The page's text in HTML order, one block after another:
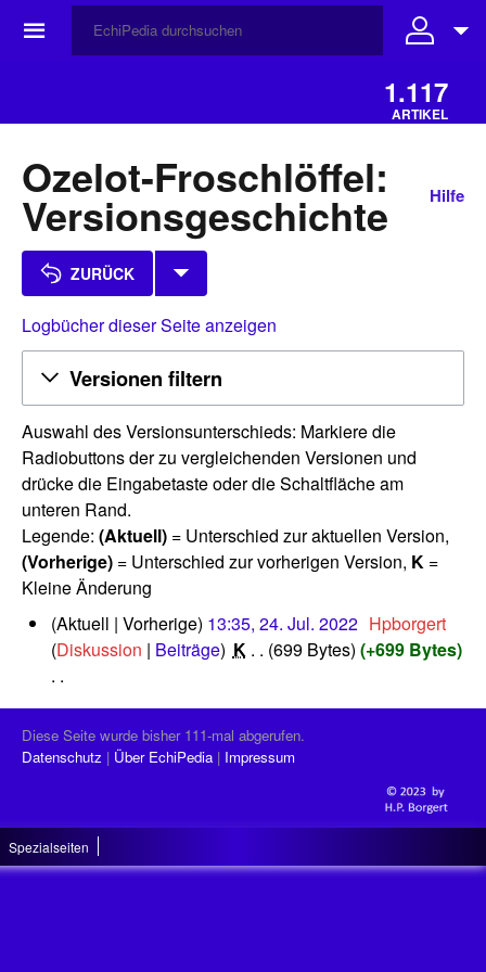
☰
1.117
ARTIKEL
Ozelot-Froschlöffel:
Versionsgeschichte Hilfe
ZURÜCK
Logbücher dieser Seite anzeigen
Versionen filtern
Auswahl des Versionsunterschieds: Markiere die
Radiobuttons der zu vergleichenden Versionen und
drücke die Eingabetaste oder die Schaltfläche am
unteren Rand.
Legende: (Aktuell) = Unterschied zur aktuellen Version,
(Vorherige) = Unterschied zur vorherigen Version, K =
Kleine Änderung
u
l
i
2
2
Aktuell Vorherige 13:35, 24. Jul. 2022‎ Hpborgert
Diskussion
Beiträge K 699 Bytes +699 Bytes
i
B
e
Diese Seite wurde bisher 111-mal abgerufen.
Datenschutz
Über EchiPedia Impressum
Spezialseiten